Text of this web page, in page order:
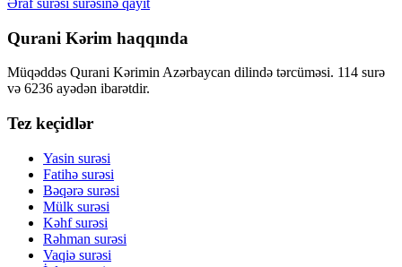
Əraf surəsi surəsinə qayıt
Qurani Kərim haqqında
Müqəddəs Qurani Kərimin Azərbaycan dilində tərcüməsi. 114 surə
və 6236 ayədən ibarətdir.
Tez keçidlər
Yasin surəsi
Fatihə surəsi
Bəqərə surəsi
Mülk surəsi
Kəhf surəsi
Rəhman surəsi
Vaqiə surəsi